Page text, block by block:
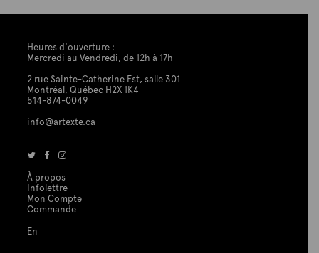
Heures d'ouverture :
Mercredi au Vendredi, de 12h à 17h
2 rue Sainte-Catherine Est, salle 301
Montréal, Québec H2X 1K4
514-874-0049
info@artexte.ca
À propos
Infolettre
Mon Compte
Commande
En